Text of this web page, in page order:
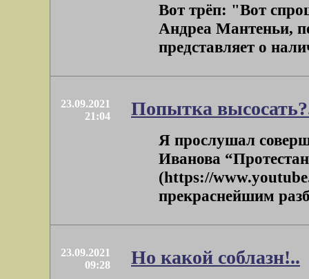
Вот трёп: "Вот
Андреа Мантеньи,
представляет о
23.09.2021
21:04
Попытка
Я прослушал
Иванова
(https://
прекраснейшим
23.09.2021
09:28
Но какой соблазн!..